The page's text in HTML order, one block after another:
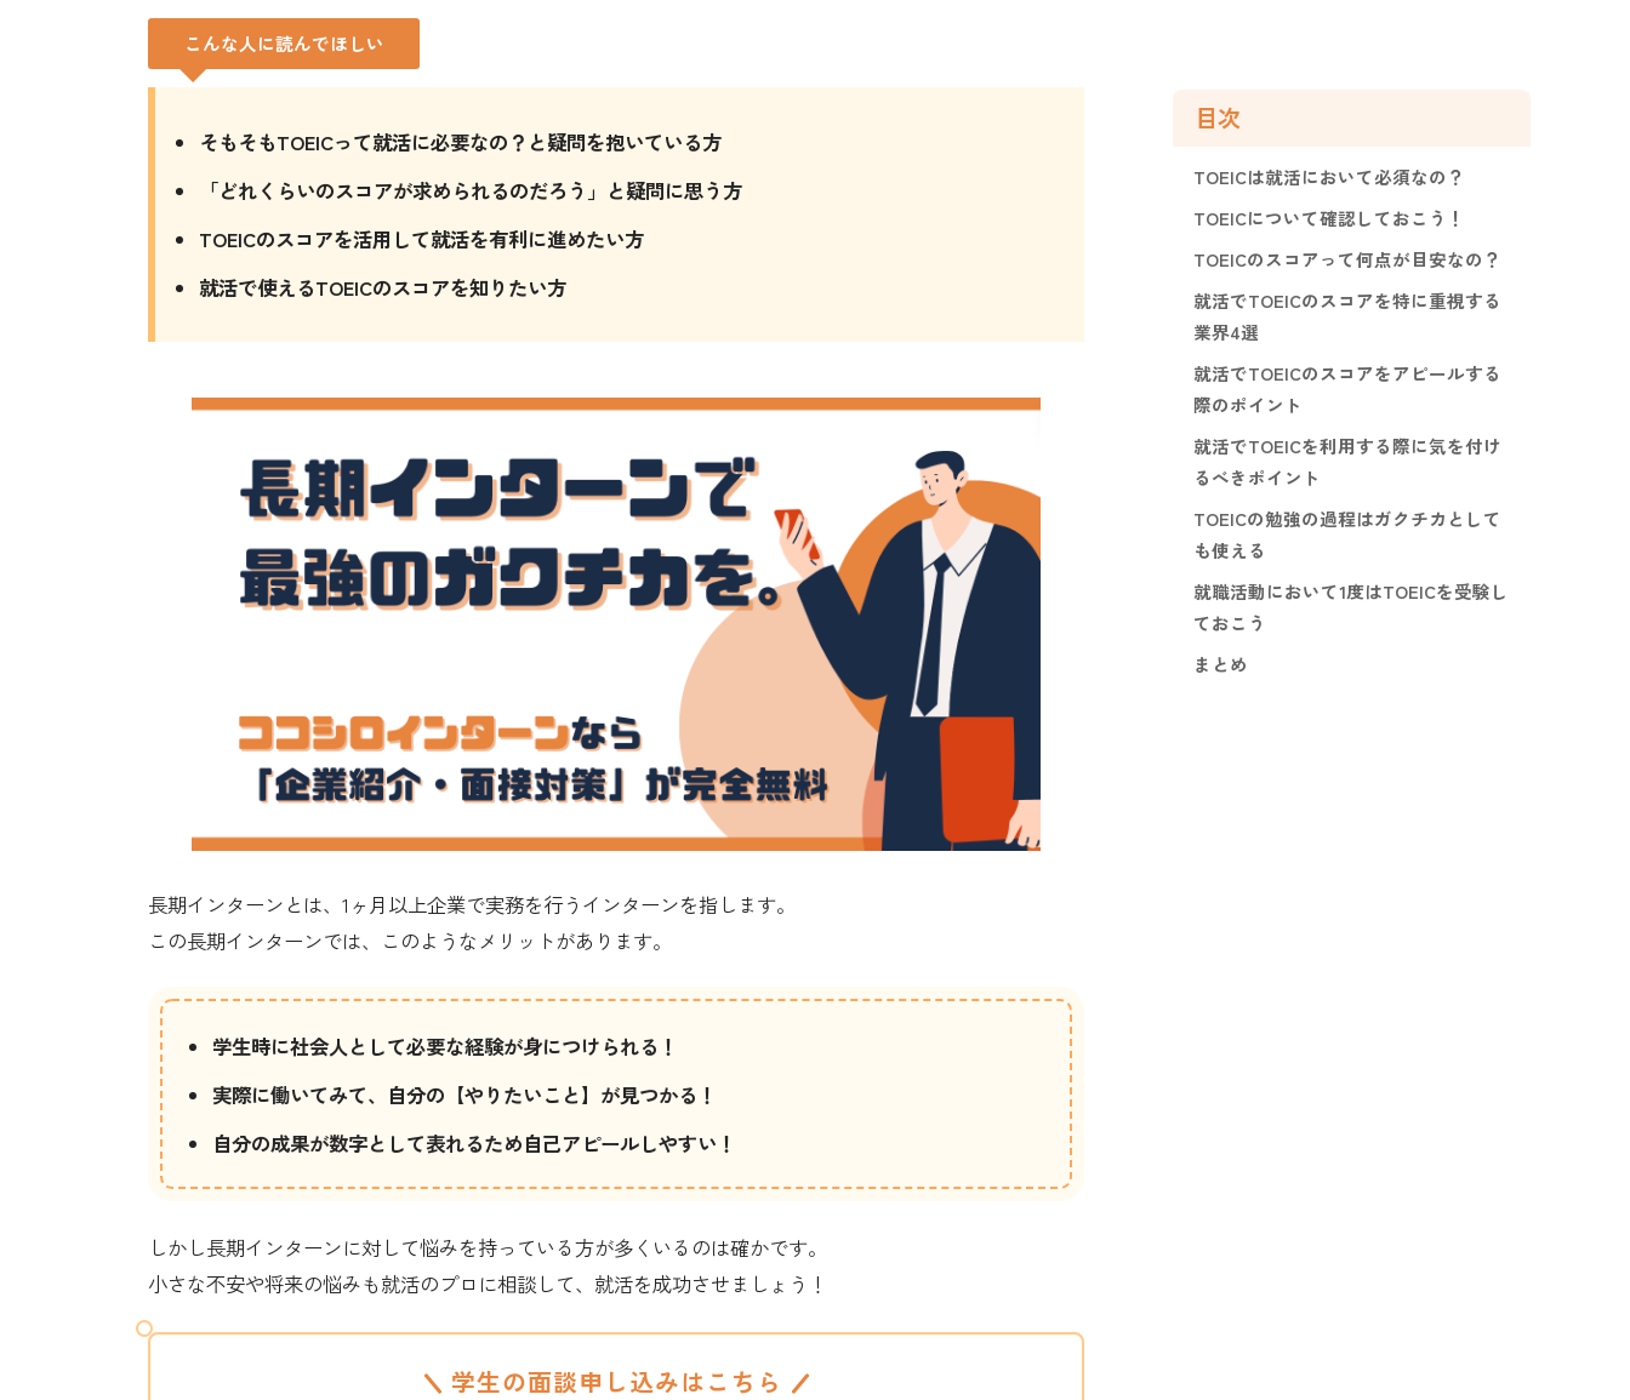
こんな人に読んでほしい
そもそもTOEICって就活に必要なの？と疑問を抱いている方
「どれくらいのスコアが求められるのだろう」と疑問に思う方
TOEICのスコアを活用して就活を有利に進めたい方
就活で使えるTOEICのスコアを知りたい方
長期インターンとは、1ヶ月以上企業で実務を行うインターンを指します。
この長期インターンでは、このようなメリットがあります。
学生時に社会人として必要な経験が身につけられる！
実際に働いてみて、自分の【やりたいこと】が見つかる！
自分の成果が数字として表れるため自己アピールしやすい！
しかし長期インターンに対して悩みを持っている方が多くいるのは確かです。
小さな不安や将来の悩みも就活のプロに相談して、就活を成功させましょう！
学生の面談申し込みはこちら
目次
TOEICは就活において必須なの？
TOEICについて確認しておこう！
TOEICのスコアって何点が目安なの？
就活でTOEICのスコアを特に重視する
業界4選
就活でTOEICのスコアをアピールする
際のポイント
就活でTOEICを利用する際に気を付け
るべきポイント
TOEICの勉強の過程はガクチカとして
も使える
就職活動において1度はTOEICを受験し
ておこう
まとめ